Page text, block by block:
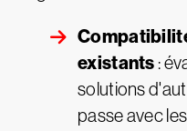
existants :
solutions
passe avec